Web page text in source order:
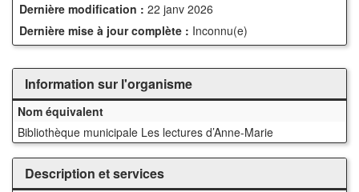
Dernière modification : 22 janv 2026
Dernière mise à jour complète : Inconnu(e)
Information sur l'organisme
Nom équivalent
Bibliothèque municipale Les lectures d’Anne-Marie
Description et services